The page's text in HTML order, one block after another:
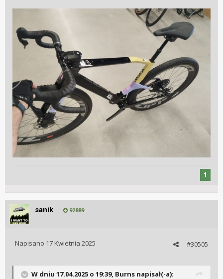
1
sanik 92889
#30505
Napisano 17 Kwietnia 2025
W dniu 17.04.2025 o 19:39, Burns napisał(-a):